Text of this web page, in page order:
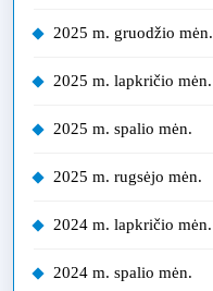
2025 m. gruodžio mėn.
2025 m. lapkričio mėn.
2025 m. spalio mėn.
2025 m. rugsėjo mėn.
2024 m. lapkričio mėn.
2024 m. spalio mėn.